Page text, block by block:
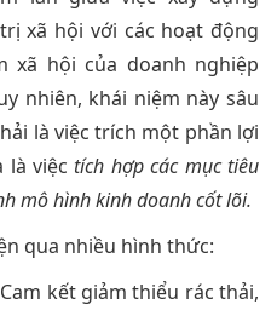
xã hội với các hoạt động
xã hội của doanh nghiệp
nhiên, khái niệm này sâu
là việc trích một phần lợi
là việc tích hợp các mục tiêu
mô hình kinh doanh cốt lõi.
qua nhiều hình thức:
Cam kết giảm thiểu rác thải,